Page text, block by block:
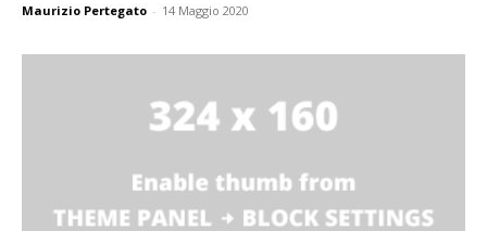
Maurizio Pertegato - 14 Maggio 2020